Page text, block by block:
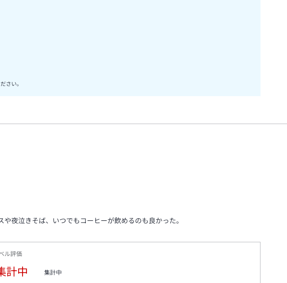
さい。
夜泣きそば、いつでもコーヒーが飲めるのも良かった。
ル評価
計中 集計中